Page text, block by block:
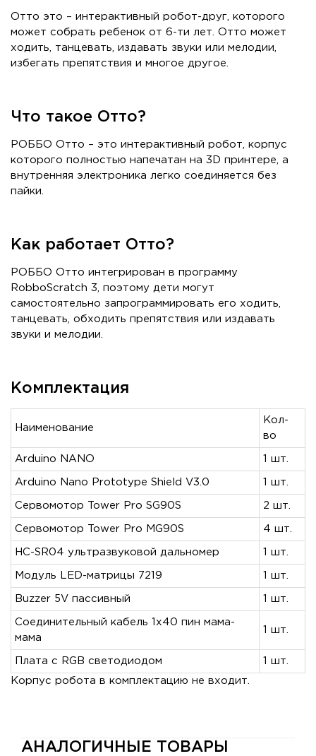
Отто это – интерактивный робот-друг, которого
может собрать ребенок от 6-ти лет. Отто может
ходить, танцевать, издавать звуки или мелодии,
избегать препятствия и многое другое.
Что такое Отто?
РОББО Отто – это интерактивный робот, корпус
которого полностью напечатан на 3D принтере, а
внутренняя электроника легко соединяется без
пайки.
Как работает Отто?
РОББО Отто интегрирован в программу
RobboScratch 3, поэтому дети могут
самостоятельно запрограммировать его ходить,
танцевать, обходить препятствия или издавать
звуки и мелодии.
Комплектация
Наименование
Кол-
во
Arduino NANO 1 шт.
Arduino Nano Prototype Shield V3.0 1 шт.
Сервомотор Tower Pro SG90S 2 шт.
Сервомотор Tower Pro MG90S 4 шт.
HC-SR04 ультразвуковой дальномер 1 шт.
Модуль LED-матрицы 7219 1 шт.
Buzzer 5V пассивный 1 шт.
Соединительный кабель 1х40 пин мама-
мама
1 шт.
Плата с RGB светодиодом 1 шт.
Корпус робота в комплектацию не входит.
АНАЛОГИЧНЫЕ ТОВАРЫ